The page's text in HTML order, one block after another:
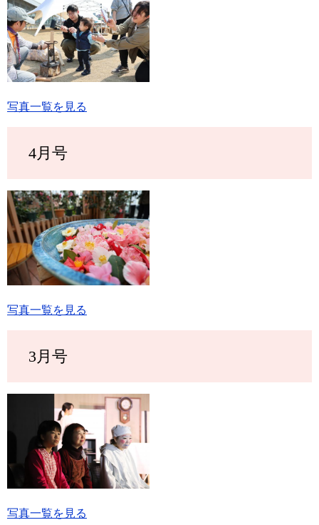
写真一覧を見る
4月号
写真一覧を見る
3月号
写真一覧を見る